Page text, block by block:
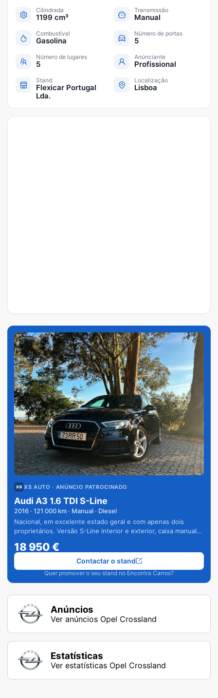
Cilindrada
1199 cm³
Transmissão
Manual
Combustível
Gasolina
Número de portas
5
Número de lugares
5
Anúnciante
Profissional
Stand
Flexicar Portugal
Lda.
Localização
Lisboa
XS AUTO · ANÚNCIO PATROCINADO
Audi A3 1.6 TDI S-Line
2016 · 121 000 km · Manual · Diesel
Nacional, em excelente estado geral e com apenas dois
proprietários. Versão S-Line interior e exterior, caixa manual
18 950€
Quer promover o seu stand no Encontra Carros?
Contactar o stand
Anúncios
Ver anúncios Opel Crossland
Estatísticas
Ver estatísticas Opel Crossland